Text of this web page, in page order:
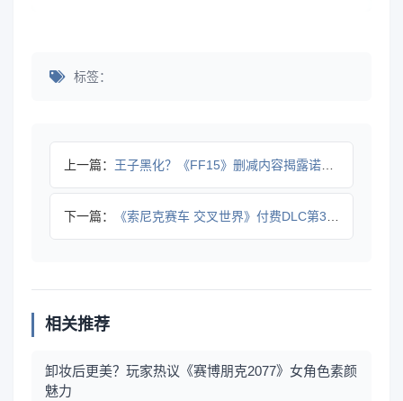
标签：
上一篇： 王子黑化？《FF15》删减内容揭露诺克提斯暴打士兵！
下一篇： 《索尼克赛车 交叉世界》付费DLC第3弹“PAC-MAN”今
相关推荐
卸妆后更美？玩家热议《赛博朋克2077》女角色素颜
魅力